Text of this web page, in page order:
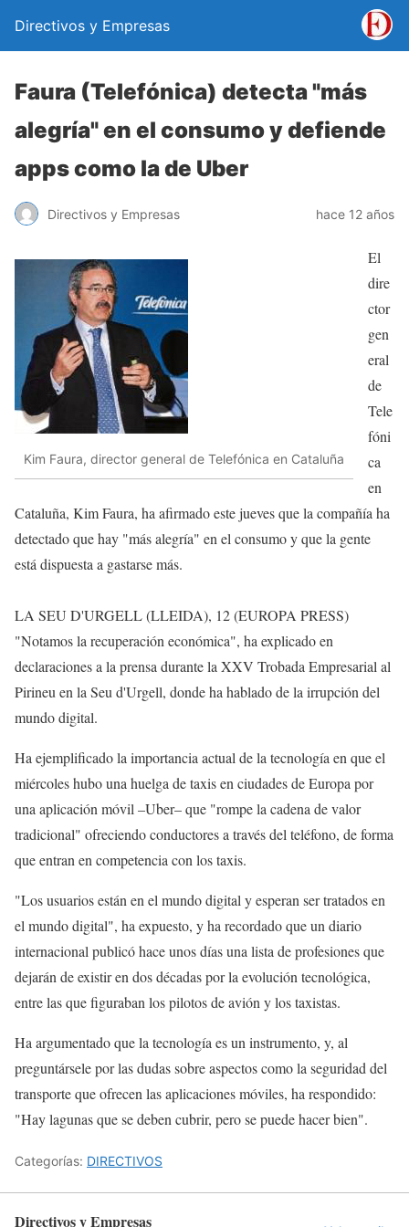
Directivos y Empresas
Faura (Telefónica) detecta "más
alegría" en el consumo y defiende
apps como la de Uber
Directivos y Empresas hace 12 años
Kim Faura, director general de Telefónica en Cataluña
El
dire
ctor
gen
eral
de
Tele
fóni
ca
en
Cataluña, Kim Faura, ha afirmado este jueves que la compañía ha
detectado que hay "más alegría" en el consumo y que la gente
está dispuesta a gastarse más.
LA SEU D'URGELL (LLEIDA), 12 (EUROPA PRESS)
"Notamos la recuperación económica", ha explicado en
declaraciones a la prensa durante la XXV Trobada Empresarial al
Pirineu en la Seu d'Urgell, donde ha hablado de la irrupción del
mundo digital.
Ha ejemplificado la importancia actual de la tecnología en que el
miércoles hubo una huelga de taxis en ciudades de Europa por
una aplicación móvil –Uber– que "rompe la cadena de valor
tradicional" ofreciendo conductores a través del teléfono, de forma
que entran en competencia con los taxis.
"Los usuarios están en el mundo digital y esperan ser tratados en
el mundo digital", ha expuesto, y ha recordado que un diario
internacional publicó hace unos días una lista de profesiones que
dejarán de existir en dos décadas por la evolución tecnológica,
entre las que figuraban los pilotos de avión y los taxistas.
Ha argumentado que la tecnología es un instrumento, y, al
preguntársele por las dudas sobre aspectos como la seguridad del
transporte que ofrecen las aplicaciones móviles, ha respondido:
"Hay lagunas que se deben cubrir, pero se puede hacer bien".
Categorías: DIRECTIVOS
Directivos y Empresas